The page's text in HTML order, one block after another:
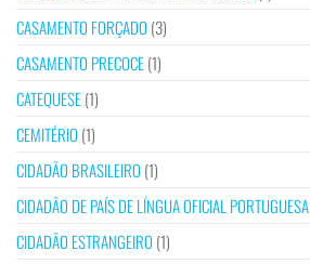
CASAMENTO FORÇADO (3)
CASAMENTO PRECOCE(1)
CATEQUESE(1)
CEMITÉRIO (1)
CIDADÃO BRASILEIRO (1)
CIDADÃO DE PAÍS DE LÍNGUA OFICIAL PORTUGUESA
CIDADÃO ESTRANGEIRO (1)